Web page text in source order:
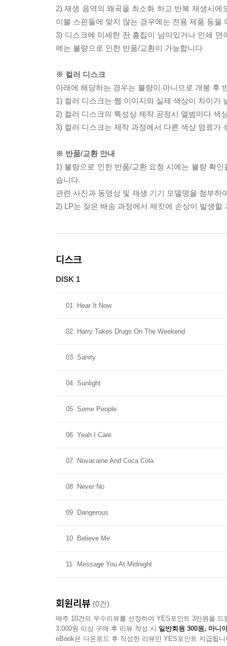
2) 재생 음역의 왜곡을 최소화 하고 반복 재생시
이블 스핀들에 맞지 않는 경우에는 전용 제품 등
3) 디스크에 미세한 잔 흠집이 남아있거나 인쇄
에는 불량으로 인한 반품/교환이 가능합니다
※ 컬러 디스크
아래에 해당하는 경우는 불량이 아니므로 개봉 후
1) 컬러 디스크는 웹 이미지와 실제 색상이 차이가
2) 컬러 디스크의 특성상 제작 공정시 앨범마다 색
3) 컬러 디스크는 제작 과정에서 다른 색상 염료가
※ 반품/교환 안내
1) 불량으로 인한 반품/교환 요청 시에는 불량 확
습니다.
관련 사진과 동영상 및 재생 기기 모델명을 첨부하
2) LP는 잦은 배송 과정에서 재킷에 손상이 발생
디스크
DISK 1
01 Hear It Now
02 Harry Takes Drugs On The Weekend
03 Sanity
04 Sunlight
05 Some People
06 Yeah I Care
07 Novacaine And Coca Cola
08 Never No
09 Dangerous
10 Believe Me
11 Message You At Midnight
회원리뷰 (0건)
매주 10건의 우수리뷰를 선정하여 YES포인트 3만원을 드
3,000원 이상 구매 후 리뷰 작성 시 일반회원 300원, 마니
eBook은 다운로드 후 작성한 리뷰만 YES포인트 지급됩니